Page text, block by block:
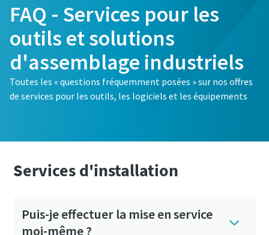
FAQ - Services pour les
outils et solutions
d'assemblage industriels
Toutes les « questions fréquemment posées » sur nos offres
de services pour les outils, les logiciels et les équipements
Services d'installation
Puis-je effectuer la mise en service
moi-même ?